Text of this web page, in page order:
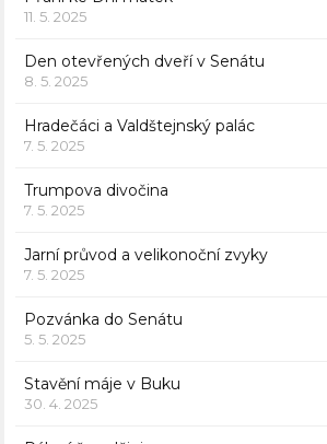
11. 5. 2025
Den otevřených dveří v Senátu
8. 5. 2025
Hradečáci a Valdštejnský palác
7. 5. 2025
Trumpova divočina
7. 5. 2025
Jarní průvod a velikonoční zvyky
7. 5. 2025
Pozvánka do Senátu
5. 5. 2025
Stavění máje v Buku
30. 4. 2025